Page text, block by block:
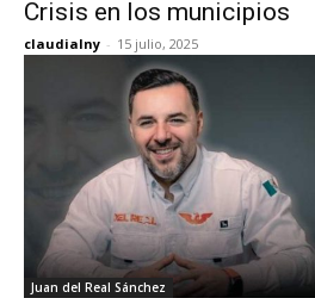
Crisis en los municipios
claudialny - 15 julio, 2025
Juan del Real Sánchez